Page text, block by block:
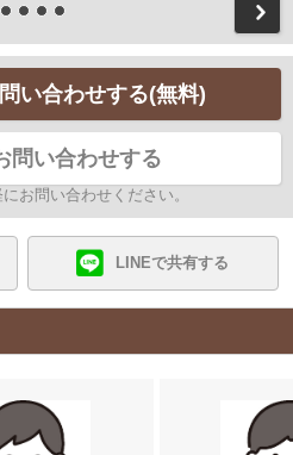
い合わせする(無料)
問い合わせする
お問い合わせください。
LINEで共有する